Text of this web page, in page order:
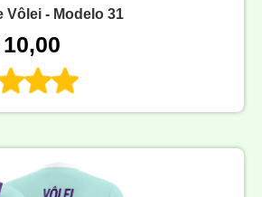
Vôlei - Modelo 31